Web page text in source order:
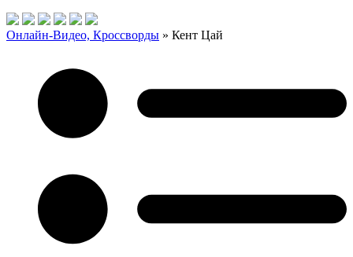
Онлайн-Видео, Кроссворды » Кент Цай